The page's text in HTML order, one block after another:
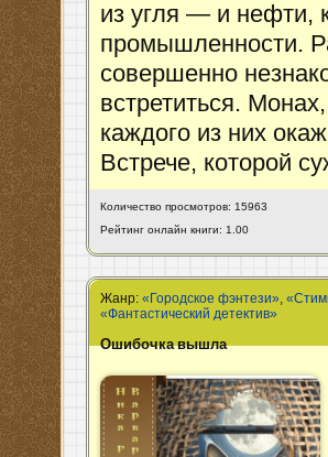
из угля — и нефти,
промышленности.
совершенно
встретиться.
каждого из них
Встрече, которой
Количество просмотров: 15963
Рейтинг онлайн книги: 1.00
Жанр:«Городское фэнтези»,
«Фантастический детектив»
Ошибочка вышла